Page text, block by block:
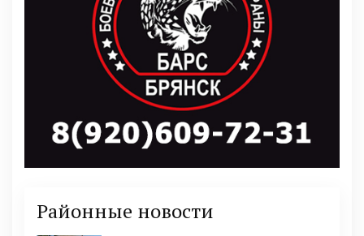
Районные новости